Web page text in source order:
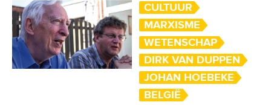
CULTUUR
MARXISME
WETENSCHAP
DIRK VAN DUPPEN
JOHAN HOEBEKE
BELGIË